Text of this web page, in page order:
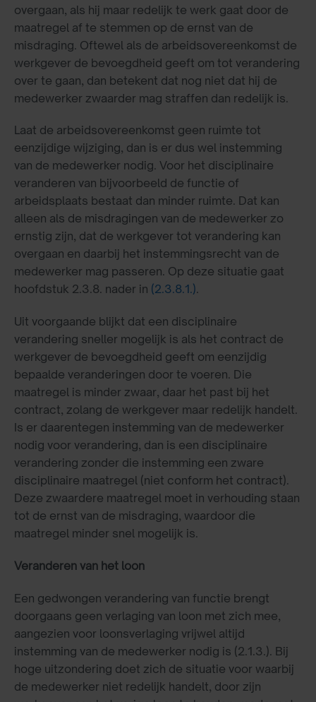
overgaan, als hij maar redelijk te werk gaat door de
maatregel af te stemmen op de ernst van de
misdraging. Oftewel als de arbeidsovereenkomst de
werkgever de bevoegdheid geeft om tot verandering
over te gaan, dan betekent dat nog niet dat hij de
medewerker zwaarder mag straffen dan redelijk is.
Laat de arbeidsovereenkomst geen ruimte tot
eenzijdige wijziging, dan is er dus wel instemming
van de medewerker nodig. Voor het disciplinaire
veranderen van bijvoorbeeld de functie of
arbeidsplaats bestaat dan minder ruimte. Dat kan
alleen als de misdragingen van de medewerker zo
ernstig zijn, dat de werkgever tot verandering kan
overgaan en daarbij het instemmingsrecht van de
medewerker mag passeren. Op deze situatie gaat
hoofdstuk 2.3.8. nader in (2.3.8.1.).
Uit voorgaande blijkt dat een disciplinaire
verandering sneller mogelijk is als het contract de
werkgever de bevoegdheid geeft om eenzijdig
bepaalde veranderingen door te voeren. Die
maatregel is minder zwaar, daar het past bij het
contract, zolang de werkgever maar redelijk handelt.
Is er daarentegen instemming van de medewerker
nodig voor verandering, dan is een disciplinaire
verandering zonder die instemming een zware
disciplinaire maatregel (niet conform het contract).
Deze zwaardere maatregel moet in verhouding staan
tot de ernst van de misdraging, waardoor die
maatregel minder snel mogelijk is.
Veranderen van het loon
Een gedwongen verandering van functie brengt
doorgaans geen verlaging van loon met zich mee,
aangezien voor loonsverlaging vrijwel altijd
instemming van de medewerker nodig is (2.1.3.). Bij
hoge uitzondering doet zich de situatie voor waarbij
de medewerker niet redelijk handelt, door zijn